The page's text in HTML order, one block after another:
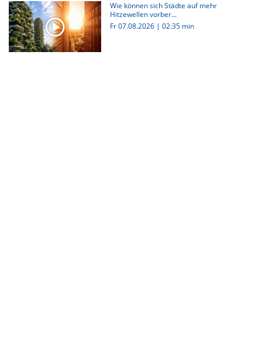
Wie können sich Städte auf mehr
Hitzewellen vorber...
Fr 07.08.2026 | 02:35 min